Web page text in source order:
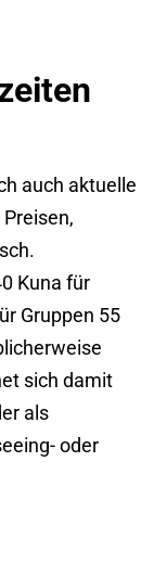
auch aktuelle
Kuna für
Gruppen 55
sich damit
als
oder